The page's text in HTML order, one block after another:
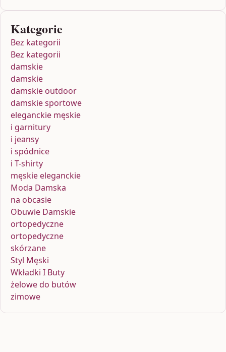
Kategorie
Bez kategorii
Bez kategorii
damskie
damskie
damskie outdoor
damskie sportowe
eleganckie męskie
i garnitury
i jeansy
i spódnice
i T-shirty
męskie eleganckie
Moda Damska
na obcasie
Obuwie Damskie
ortopedyczne
ortopedyczne
skórzane
Styl Męski
Wkładki I Buty
żelowe do butów
zimowe